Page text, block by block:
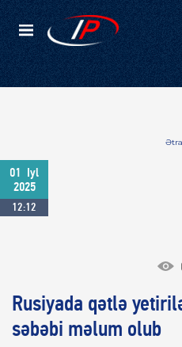
Kateqoriyalar
01
Iyl
2025
12:12
Rusiyada qətlə
səbəbi məlum olub